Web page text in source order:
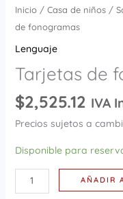
Inicio/ Casa de niños/
de fonogramas
Lenguaje
Tarjetas de
$2,525.12 IVA
Precios sujetos a
Disponible para
AÑADIR